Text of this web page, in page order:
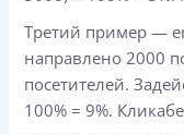
Третий пример —
направлено 2000
посетителей.
100% = 9%.